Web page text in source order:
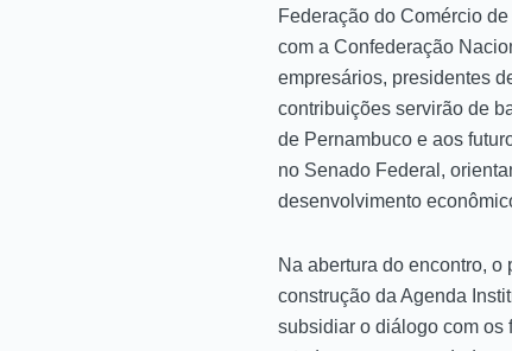
Federação do Comércio
com a Confederação
empresários, presidentes
contribuições servirão de
de Pernambuco e aos
no Senado Federal,
desenvolvimento
Na abertura do encontro,
construção da Agenda
subsidiar o diálogo com os